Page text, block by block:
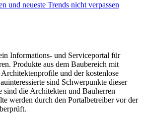
und neueste Trends nicht verpassen
Informations- und Serviceportal für
Produkte aus dem Baubereich mit
und der kostenlose
sind Schwerpunkte dieser
sind die Architekten und Bauherren
werden durch den Portalbetreiber vor der